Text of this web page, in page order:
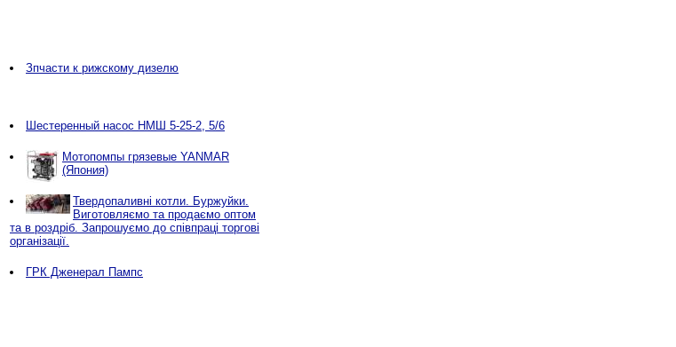
Зпчасти к рижскому дизелю
Шестеренный насос НМШ 5-25-2, 5/6
Мотопомпы грязевые YANMAR
(Япония)
Твердопаливні котли. Буржуйки.
Виготовляємо та продаємо оптом
та в роздріб. Запрошуємо до співпраці торгові
організації.
ГРК Дженерал Пампс